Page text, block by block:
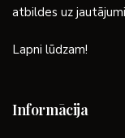
atbildes uz
Lapni lūdzam!
Informācija